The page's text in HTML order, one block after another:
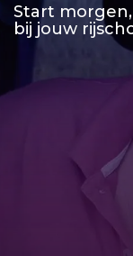
Start morgen,
bij jouw